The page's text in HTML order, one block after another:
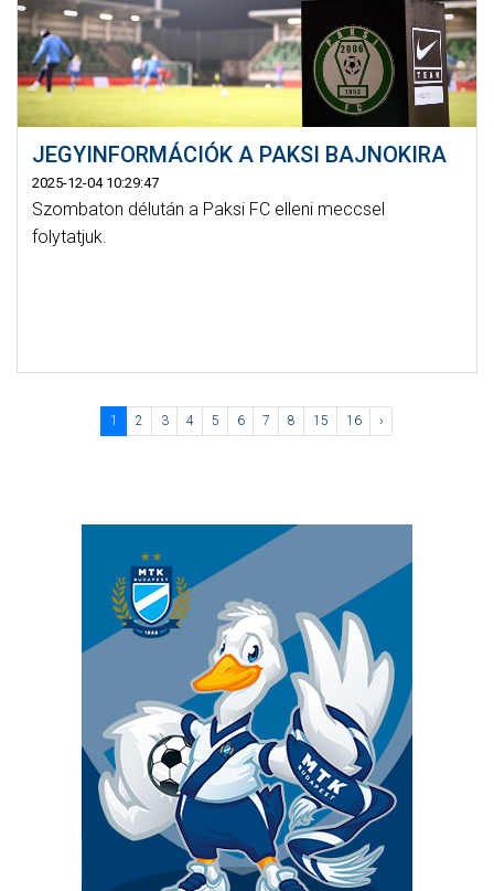
JEGYINFORMÁCIÓK A PAKSI BAJNOKIRA
2025-12-04 10:29:47
Szombaton délután a Paksi FC elleni meccsel
folytatjuk.
1 2 3 4 5 6 7 8 15 16 ›